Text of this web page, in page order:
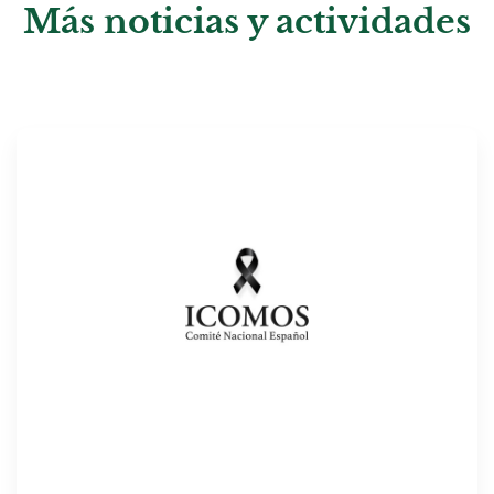
Más noticias y actividades